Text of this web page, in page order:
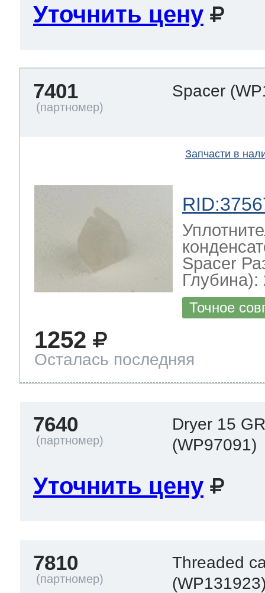
Уточнить цену
7401 Spacer
Запчасти в
Spacer
Глубина):
Точное
1252
Осталась последняя
7640
Dryer 15
(WP97091)
Уточнить цену
7810
Threaded